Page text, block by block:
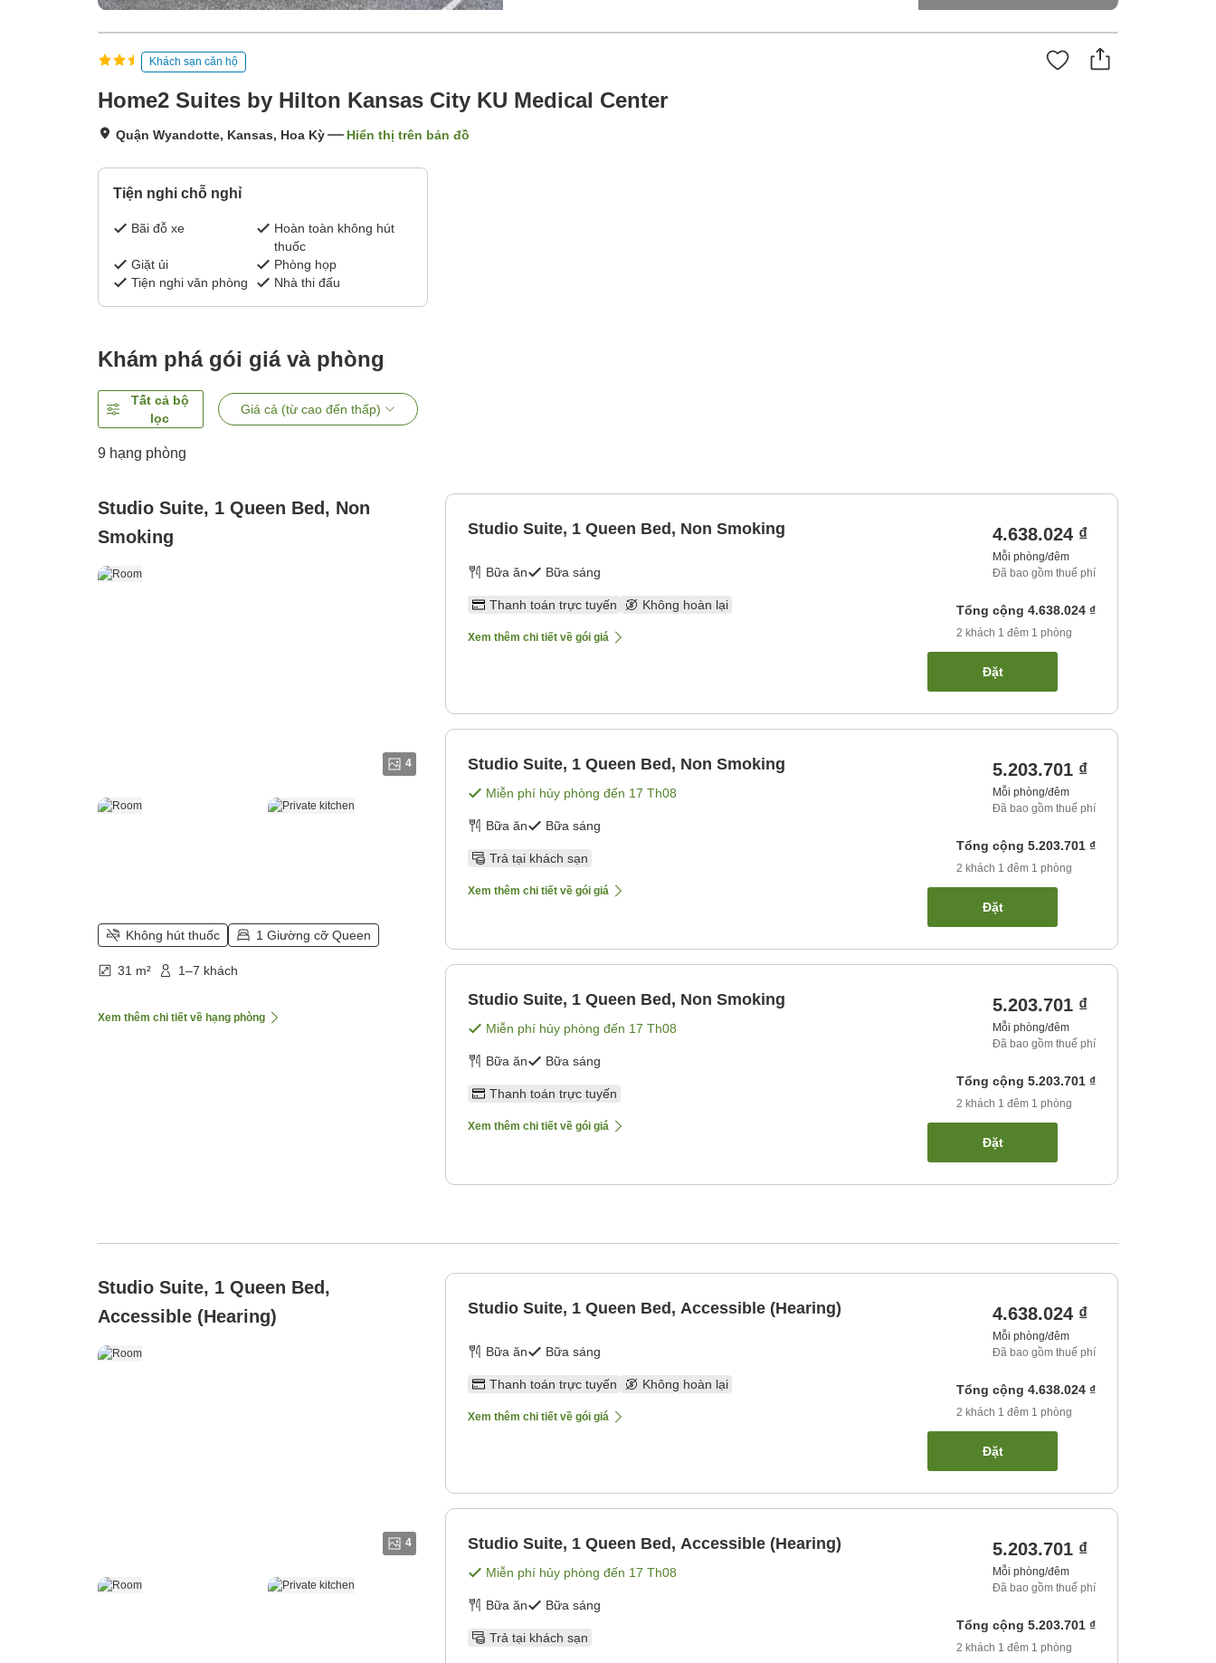
Khách sạn căn hộ
Home2 Suites by Hilton Kansas City KU Medical Center
Quận Wyandotte, Kansas, Hoa Kỳ Hiển thị trên bản đồ
Tiện nghi chỗ nghỉ
Bãi đỗ xe
Hoàn toàn không hút
thuốc
Giặt ủi
Phòng họp
Tiện nghi văn phòng
Nhà thi đấu
Khám phá gói giá và phòng
Tất cả bộ
lọc
Giá cả (từ cao đến thấp)
9 hạng phòng
Studio Suite, 1 Queen Bed, Non
Smoking
4
Không hút thuốc 1 Giường cỡ Queen
31 m² 1–7 khách
Xem thêm chi tiết về hạng phòng
Studio Suite, 1 Queen Bed, Non Smoking
Bữa ăn Bữa sáng
Thanh toán trực tuyến Không hoàn lại
Xem thêm chi tiết về gói giá
4.638.024 ₫
Mỗi phòng/đêm
Đã bao gồm thuế phí
Tổng cộng 4.638.024 ₫
2 khách 1 đêm 1 phòng
Đặt
Studio Suite, 1 Queen Bed, Non Smoking
Miễn phí hủy phòng đến 17 Th08
Bữa ăn Bữa sáng
Trả tại khách sạn
Xem thêm chi tiết về gói giá
5.203.701 ₫
Mỗi phòng/đêm
Đã bao gồm thuế phí
Tổng cộng 5.203.701 ₫
2 khách 1 đêm 1 phòng
Đặt
Studio Suite, 1 Queen Bed, Non Smoking
Miễn phí hủy phòng đến 17 Th08
Bữa ăn Bữa sáng
Thanh toán trực tuyến
Xem thêm chi tiết về gói giá
5.203.701 ₫
Mỗi phòng/đêm
Đã bao gồm thuế phí
Tổng cộng 5.203.701 ₫
2 khách 1 đêm 1 phòng
Đặt
Studio Suite, 1 Queen Bed,
Accessible (Hearing)
4
Studio Suite, 1 Queen Bed, Accessible (Hearing)
Bữa ăn Bữa sáng
Thanh toán trực tuyến Không hoàn lại
Xem thêm chi tiết về gói giá
4.638.024 ₫
Mỗi phòng/đêm
Đã bao gồm thuế phí
Tổng cộng 4.638.024 ₫
2 khách 1 đêm 1 phòng
Đặt
Studio Suite, 1 Queen Bed, Accessible (Hearing)
Miễn phí hủy phòng đến 17 Th08
Bữa ăn Bữa sáng
Trả tại khách sạn
5.203.701 ₫
Mỗi phòng/đêm
Đã bao gồm thuế phí
Tổng cộng 5.203.701 ₫
2 khách 1 đêm 1 phòng